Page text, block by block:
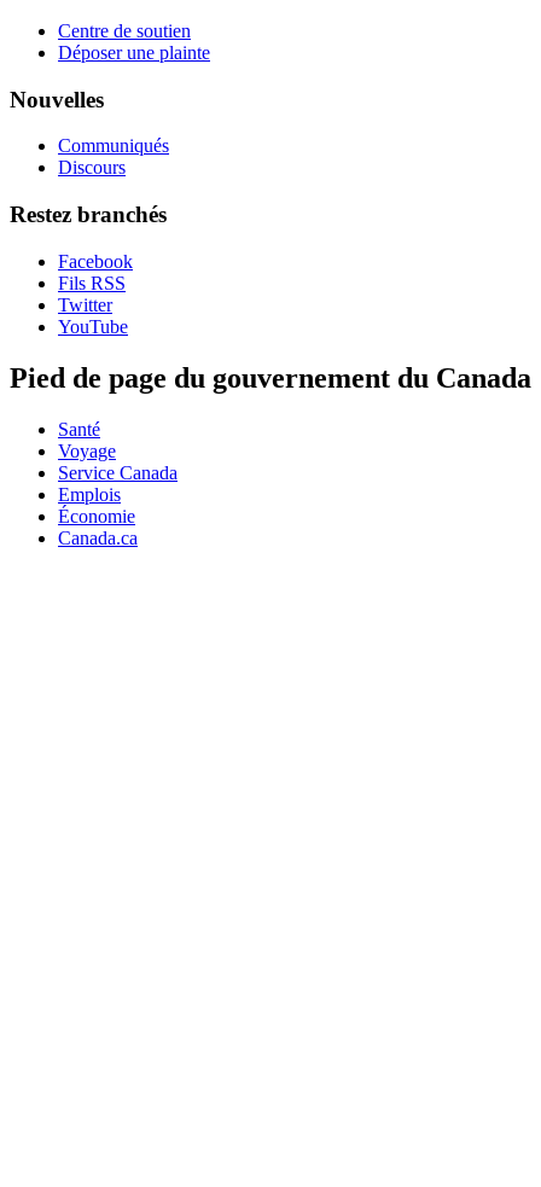
Centre de soutien
Déposer une plainte
Nouvelles
Communiqués
Discours
Restez branchés
Facebook
Fils RSS
Twitter
YouTube
Pied de page du gouvernement du Canada
Santé
Voyage
Service Canada
Emplois
Économie
Canada.ca